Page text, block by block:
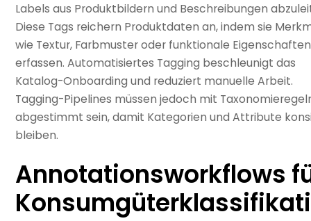
Labels aus Produktbildern und Beschreibungen
Diese Tags reichern Produktdaten an, indem sie
wie Textur, Farbmuster oder funktionale Eigenschaften
erfassen. Automatisiertes Tagging beschleunigt das
Katalog-Onboarding und reduziert manuelle Arbeit.
Tagging-Pipelines müssen jedoch mit
abgestimmt sein, damit Kategorien und Attribute
bleiben.
Annotationsworkflows